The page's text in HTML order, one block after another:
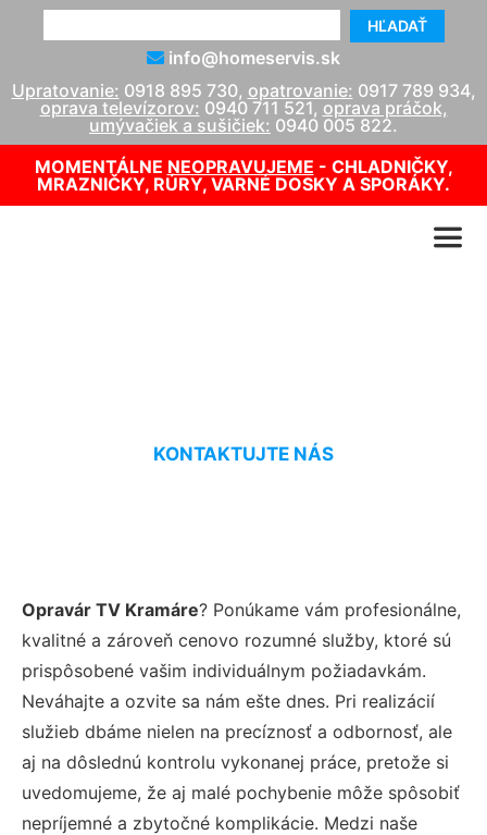
HĽADAŤ
info@homeservis.sk
Upratovanie: 0918 895 730, opatrovanie: 0917 789 934,
oprava televízorov: 0940 711 521, oprava práčok,
umývačiek a sušičiek: 0940 005 822.
MOMENTÁLNE NEOPRAVUJEME - CHLADNIČKY,
MRAZNIČKY, RÚRY, VARNÉ DOSKY A SPORÁKY.
KONTAKTUJTE NÁS
Opravár TV Kramáre? Ponúkame vám profesionálne,
kvalitné a zároveň cenovo rozumné služby, ktoré sú
prispôsobené vašim individuálnym požiadavkám.
Neváhajte a ozvite sa nám ešte dnes. Pri realizácií
služieb dbáme nielen na precíznosť a odbornosť, ale
aj na dôslednú kontrolu vykonanej práce, pretože si
uvedomujeme, že aj malé pochybenie môže spôsobiť
nepríjemné a zbytočné komplikácie. Medzi naše